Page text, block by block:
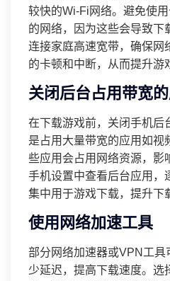
较快的Wi-Fi网络。避免使
的网络，因为这些会导致下
连接家庭高速宽带，确保网
的卡顿和中断，从而提升游
关闭后台占用带宽的
在下载游戏前，关闭手机后
是占用大量带宽的应用如视
些应用会占用网络资源，影
手机设置中查看后台应用，
集中用于游戏下载，提升下
使用网络加速工具
部分网络加速器或VPN工具
少延迟，提高下载速度。选